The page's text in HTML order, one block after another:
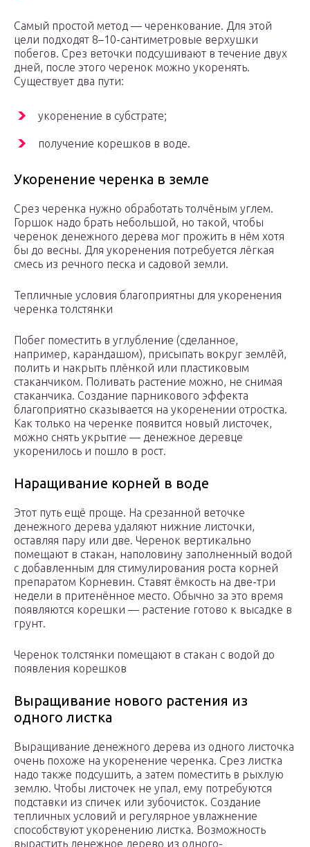
Самый простой метод — черенкование. Для этой
цели подходят 8–10-сантиметровые верхушки
побегов. Срез веточки подсушивают в течение двух
дней, после этого черенок можно укоренять.
Существует два пути:
укоренение в субстрате;
получение корешков в воде.
Укоренение черенка в земле
Срез черенка нужно обработать толчёным углем.
Горшок надо брать небольшой, но такой, чтобы
черенок денежного дерева мог прожить в нём хотя
бы до весны. Для укоренения потребуется лёгкая
смесь из речного песка и садовой земли.
Тепличные условия благоприятны для укоренения
черенка толстянки
Побег поместить в углубление (сделанное,
например, карандашом), присыпать вокруг землёй,
полить и накрыть плёнкой или пластиковым
стаканчиком. Поливать растение можно, не снимая
стаканчика. Создание парникового эффекта
благоприятно сказывается на укоренении отростка.
Как только на черенке появится новый листочек,
можно снять укрытие — денежное деревце
укоренилось и пошло в рост.
Наращивание корней в воде
Этот путь ещё проще. На срезанной веточке
денежного дерева удаляют нижние листочки,
оставляя пару или две. Черенок вертикально
помещают в стакан, наполовину заполненный водой
с добавленным для стимулирования роста корней
препаратом Корневин. Ставят ёмкость на две-три
недели в притенённое место. Обычно за это время
появляются корешки — растение готово к высадке в
грунт.
Черенок толстянки помещают в стакан с водой до
появления корешков
Выращивание нового растения из
одного листка
Выращивание денежного дерева из одного листочка
очень похоже на укоренение черенка. Срез листка
надо также подсушить, а затем поместить в рыхлую
землю. Чтобы листочек не упал, ему потребуются
подставки из спичек или зубочисток. Создание
тепличных условий и регулярное увлажнение
способствуют укоренению листка. Возможность
вырастить денежное дерево из одного-